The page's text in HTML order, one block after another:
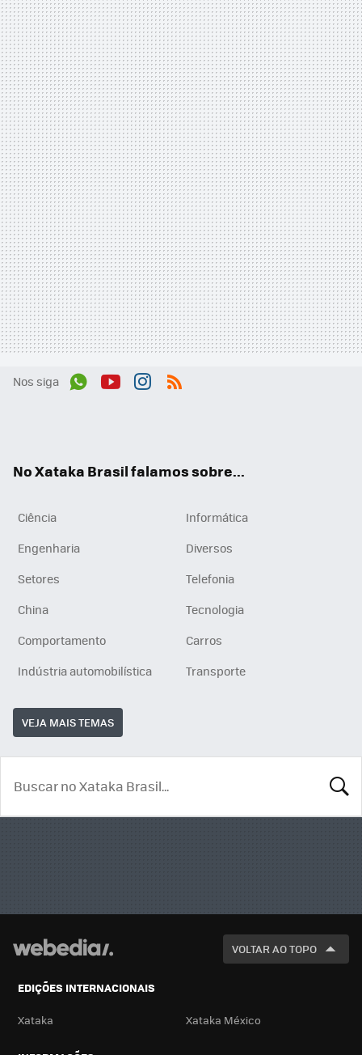
Nos siga
No Xataka Brasil falamos sobre...
Ciência
Informática
Engenharia
Diversos
Setores
Telefonia
China
Tecnologia
Comportamento
Carros
Indústria automobilística
Transporte
VEJA MAIS TEMAS
VOLTAR AO TOPO
EDIÇÕES INTERNACIONAIS
Xataka Xataka México